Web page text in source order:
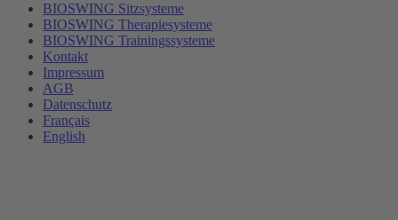
BIOSWING Sitzsysteme
BIOSWING Therapiesysteme
BIOSWING Trainingssysteme
Kontakt
Impressum
AGB
Datenschutz
Français
English